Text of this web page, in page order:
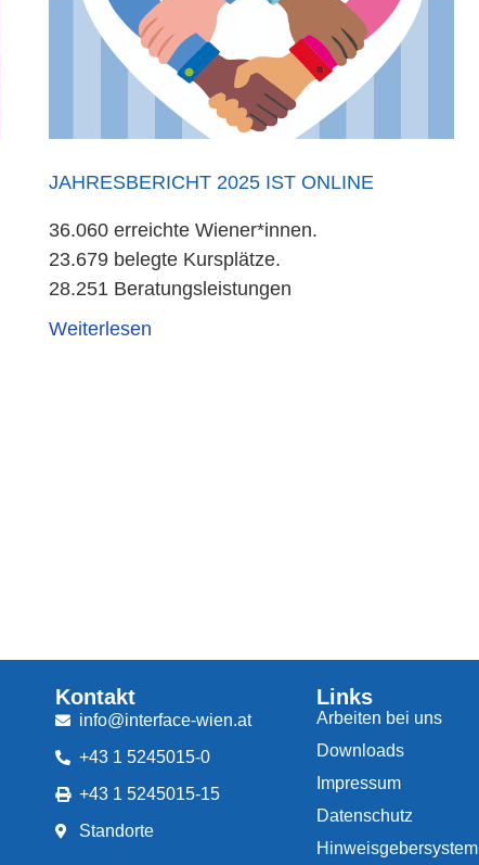
JAHRESBERICHT 2025 IST ONLINE
36.060 erreichte Wiener*innen.
23.679 belegte Kursplätze.
28.251 Beratungsleistungen
Weiterlesen
Kontakt
info@interface-wien.at
+43 1 5245015-0
+43 1 5245015-15
Standorte
Links
Arbeiten bei uns
Downloads
Impressum
Datenschutz
Hinweisgebersystem